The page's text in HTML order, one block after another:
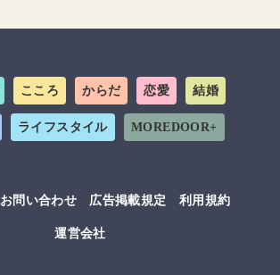
こころ からだ 恋愛 結婚
ライフスタイル MOREDOOR+
お問い合わせ 広告掲載規定
利用規約
運営会社